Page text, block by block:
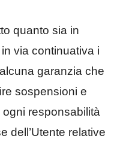
quanto sia in
via continuativa i
garanzia che
sospensioni e
responsabilità
dell’Utente relative